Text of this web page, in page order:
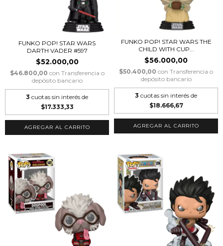
FUNKO POP! STAR WARS
DARTH VADER #597
$52.000,00
$46.800,00 con Transferencia o
depósito bancario
3 cuotas sin interés de
$17.333,33
FUNKO POP! STAR WARS THE
CHILD WITH CUP...
$56.000,00
$50.400,00 con Transferencia o
depósito bancario
3 cuotas sin interés de
$18.666,67